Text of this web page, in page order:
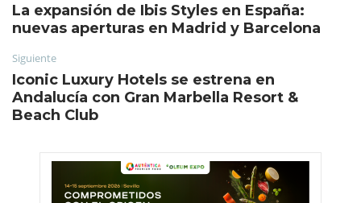
La expansión de Ibis Styles en España:
nuevas aperturas en Madrid y Barcelona
Siguiente
Iconic Luxury Hotels se estrena en
Andalucía con Gran Marbella Resort &
Beach Club